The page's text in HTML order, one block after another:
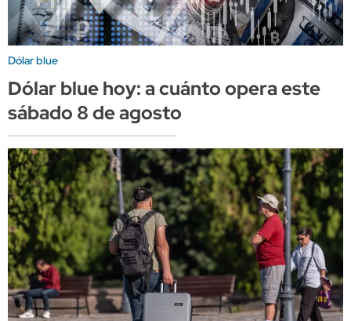
Dólar blue
Dólar blue hoy: a cuánto opera este
sábado 8 de agosto